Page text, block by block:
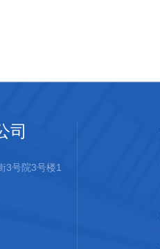
司
3号院3号楼1